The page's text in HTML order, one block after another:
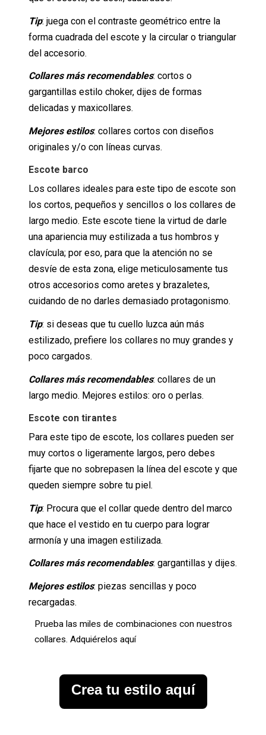
Tip: juega con el contraste geométrico entre la
forma cuadrada del escote y la circular o triangular
del accesorio.
Collares más recomendables: cortos o
gargantillas estilo choker, dijes de formas
delicadas y maxicollares.
Mejores estilos: collares cortos con diseños
originales y/o con líneas curvas.
Escote barco
Los collares ideales para este tipo de escote son
los cortos, pequeños y sencillos o los collares de
largo medio. Este escote tiene la virtud de darle
una apariencia muy estilizada a tus hombros y
clavícula; por eso, para que la atención no se
desvíe de esta zona, elige meticulosamente tus
otros accesorios como aretes y brazaletes,
cuidando de no darles demasiado protagonismo.
Tip: si deseas que tu cuello luzca aún más
estilizado, prefiere los collares no muy grandes y
poco cargados.
Collares más recomendables: collares de un
largo medio. Mejores estilos: oro o perlas.
Escote con tirantes
Para este tipo de escote, los collares pueden ser
muy cortos o ligeramente largos, pero debes
fijarte que no sobrepasen la línea del escote y que
queden siempre sobre tu piel.
Tip: Procura que el collar quede dentro del marco
que hace el vestido en tu cuerpo para lograr
armonía y una imagen estilizada.
Collares más recomendables: gargantillas y dijes.
Mejores estilos: piezas sencillas y poco
recargadas.
Prueba las miles de combinaciones con nuestros
collares. Adquiérelos aquí
Crea tu estilo aquí